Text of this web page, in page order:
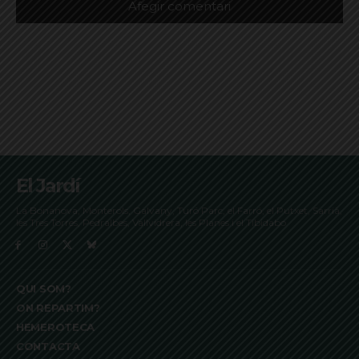
El Jardí
La Bonanova, Monterols, Galvany, Turó Parc, el Farró, el Putxet, Sarrià,
les Tres Torres, Pedralbes, Vallvidrera, les Planes i el Tibidabo
QUI SOM?
ON REPARTIM?
HEMEROTECA
CONTACTA